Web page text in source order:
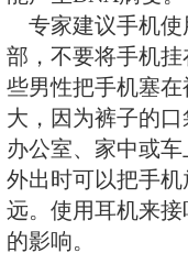
功能，导致
会影响正常
金属离子紊
手机中一般
的伤害，含
较好。但女